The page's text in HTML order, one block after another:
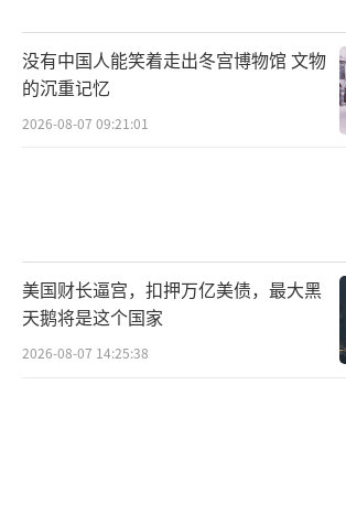
没有中国人能笑着走出冬宫博物馆 文物
的沉重记忆
2026-08-07 09:21:01
美国财长逼宫，扣押万亿美债，最大黑
天鹅将是这个国家
2026-08-07 14:25:38